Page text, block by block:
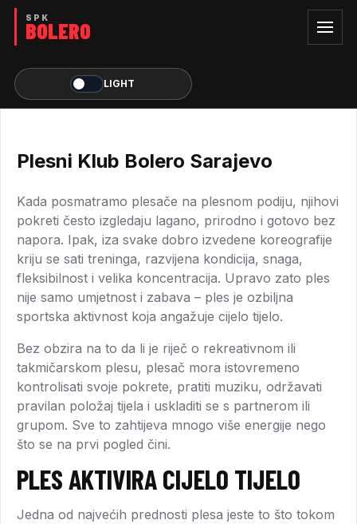
LIGHT
Plesni Klub Bolero Sarajevo
Kada posmatramo plesače na plesnom podiju, njihovi
pokreti često izgledaju lagano, prirodno i gotovo bez
napora. Ipak, iza svake dobro izvedene koreografije
kriju se sati treninga, razvijena kondicija, snaga,
fleksibilnost i velika koncentracija. Upravo zato ples
nije samo umjetnost i zabava – ples je ozbiljna
sportska aktivnost koja angažuje cijelo tijelo.
Bez obzira na to da li je riječ o rekreativnom ili
takmičarskom plesu, plesač mora istovremeno
kontrolisati svoje pokrete, pratiti muziku, održavati
pravilan položaj tijela i uskladiti se s partnerom ili
grupom. Sve to zahtijeva mnogo više energije nego
što se na prvi pogled čini.
PLES AKTIVIRA CIJELO TIJELO
Jedna od najvećih prednosti plesa jeste to što tokom